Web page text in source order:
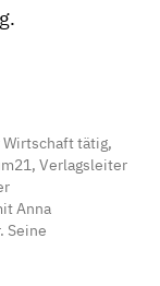
tätig,
Verlagsleiter
Anna
Seine